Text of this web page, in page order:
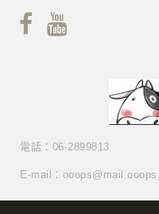
電話：06-2899813
E-mail：